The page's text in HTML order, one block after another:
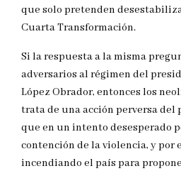
que solo pretenden
Cuarta Transformación.
Si la respuesta a la misma
adversarios al régimen del
López Obrador, entonces los
trata de una acción perversa del
que en un intento desesperado
contención de la violencia, y por
incendiando el país para